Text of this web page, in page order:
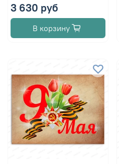
3 630 руб
В корзину